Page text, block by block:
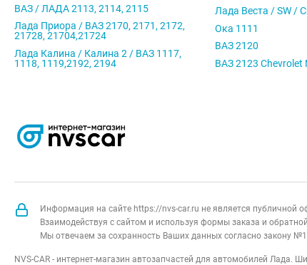
ВАЗ / ЛАДА 2113, 2114, 2115
Лада Приора / ВАЗ 2170, 2171, 2172,
21728, 21704,21724
Лада Калина / Калина 2 / ВАЗ 1117,
1118, 1119,2192, 2194
Лада Веста / SW /
Ока 1111
ВАЗ 2120
ВАЗ 2123 Chevrolet
Информация на сайте https://nvs-car.ru не является публичной
Взаимодействуя с сайтом и используя формы заказа и
Мы отвечаем за сохранность Ваших данных согласно закону
NVS-CAR - интернет-магазин автозапчастей для автомобилей